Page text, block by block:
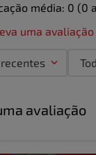
média: 0 (0
uma avaliação
avaliação